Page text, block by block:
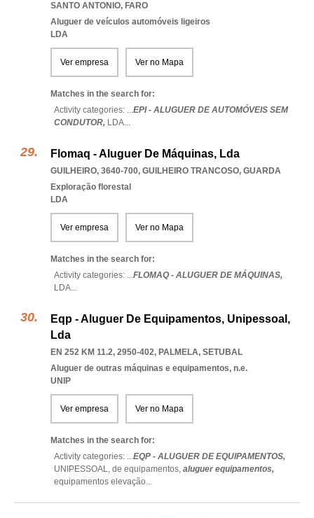
SANTO ANTONIO, FARO
Aluguer de veículos automóveis ligeiros
LDA
Ver empresa Ver no Mapa
Matches in the search for:
Activity categories: ...EPI - ALUGUER DE AUTOMÓVEIS SEM
CONDUTOR, LDA...
Flomaq - Aluguer De Máquinas, Lda
GUILHEIRO, 3640-700, GUILHEIRO TRANCOSO, GUARDA
Exploração florestal
LDA
Ver empresa Ver no Mapa
Matches in the search for:
Activity categories: ...FLOMAQ - ALUGUER DE MÁQUINAS,
LDA...
Eqp - Aluguer De Equipamentos, Unipessoal,
Lda
EN 252 KM 11.2, 2950-402, PALMELA, SETUBAL
Aluguer de outras máquinas e equipamentos, n.e.
UNIP
Ver empresa Ver no Mapa
Matches in the search for:
Activity categories: ...EQP - ALUGUER DE EQUIPAMENTOS,
UNIPESSOAL, de equipamentos, aluguer equipamentos,
equipamentos elevação...